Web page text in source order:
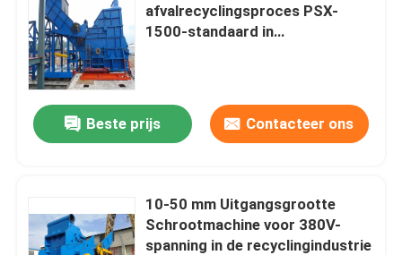
afvalrecyclingsproces PSX-
1500-standaard in
Beste prijs Contacteer ons
10-50 mm Uitgangsgrootte
Schrootmachine voor 380V-
spanning in de recyclingindustrie